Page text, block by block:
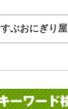
ぶおにぎり屋